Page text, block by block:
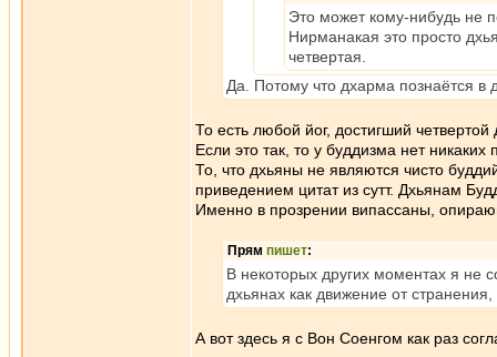
Это может кому-нибудь не
Нирманакая это просто
четвертая.
Да. Потому что дхарма познаётся в
То есть любой йог, достигший
Если это так, то у буддизма нет
То, что дхьяны не являются чисто
приведением цитат из сутт. Дхьянам
Именно в прозрении випассаны,
Прям пишет:
В некоторых других моментах я не
дхьянах как движение от
А вот здесь я с Вон Соенгом как раз